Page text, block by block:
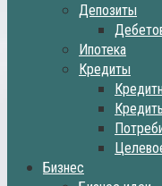
Депозиты
Ипотека
Кредиты
Бизнес